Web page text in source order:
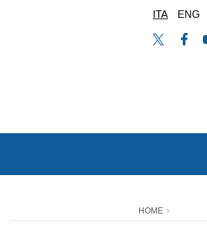
ITA ENG
HOME